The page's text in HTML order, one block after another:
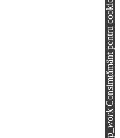
Consimțământ pentru cookie-uri